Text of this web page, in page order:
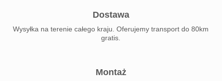
Dostawa
Wysyłka na terenie całego kraju. Oferujemy transport do 80km
gratis.
Montaż